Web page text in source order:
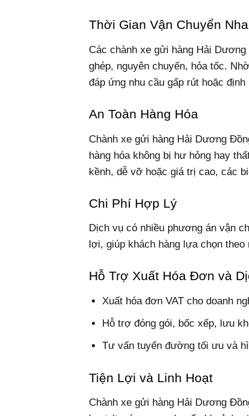
Thời Gian Vận Chuyển
Các chành xe gửi hàng Hải
ghép, nguyên chuyến, hỏa tốc.
đáp ứng nhu cầu gấp rút hoặc
An Toàn Hàng Hóa
Chành xe gửi hàng Hải Dương
hàng hóa không bị hư hỏng hay
kềnh, dễ vỡ hoặc giá trị cao, các
Chi Phí Hợp Lý
Dịch vụ có nhiều phương án vận
lợi, giúp khách hàng lựa chọn
Hỗ Trợ Xuất Hóa Đơn và
Xuất hóa đơn VAT cho doanh
Hỗ trợ đóng gói, bốc xếp, lưu
Tư vấn tuyến đường tối ưu và
Tiện Lợi và Linh Hoạt
Chành xe gửi hàng Hải Dương